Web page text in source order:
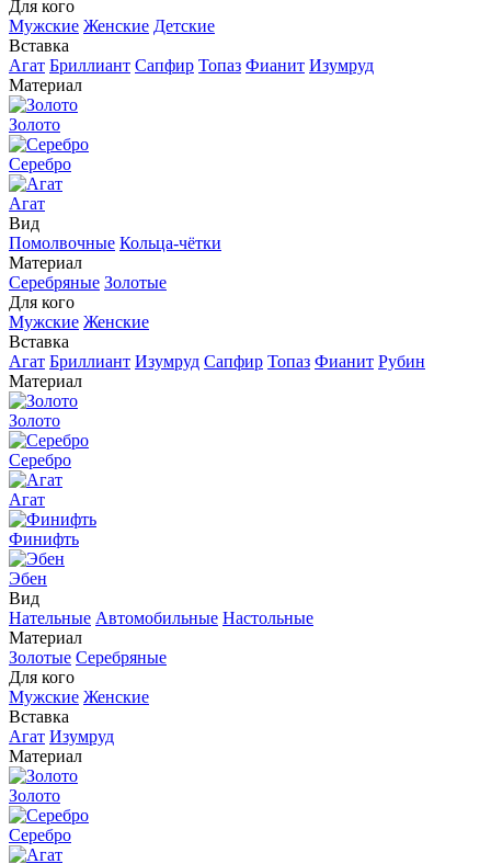
Для кого
Мужские Женские Детские
Вставка
Агат Бриллиант Сапфир Топаз Фианит Изумруд
Материал
Золото
Серебро
Агат
Вид
Помолвочные Кольца-чётки
Материал
Серебряные Золотые
Для кого
Мужские Женские
Вставка
Агат Бриллиант Изумруд Сапфир Топаз Фианит Рубин
Материал
Золото
Серебро
Агат
Финифть
Эбен
Вид
Нательные Автомобильные Настольные
Материал
Золотые Серебряные
Для кого
Мужские Женские
Вставка
Агат Изумруд
Материал
Золото
Серебро